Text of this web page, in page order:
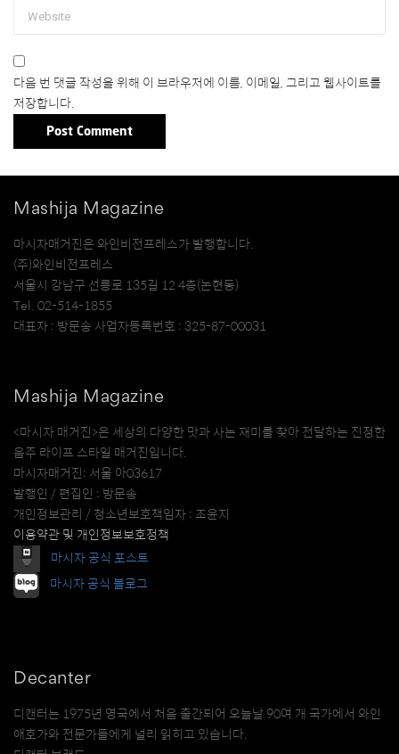
다음 번 댓글 작성을 위해 이 브라우저에 이름, 이메일, 그리고 웹사이트를
저장합니다.
Mashija Magazine
마시자매거진은 와인비전프레스가 발행합니다.
(주)와인비전프레스
서울시 강남구 선릉로 135길 12 4층(논현동)
Tel. 02-514-1855
대표자 : 방문송 사업자등록번호 : 325-87-00031
Mashija Magazine
<마시자 매거진>은 세상의 다양한 맛과 사는 재미를 찾아 전달하는 진정한
음주 라이프 스타일 매거진입니다.
마시자매거진: 서울 아03617
발행인 / 편집인 : 방문송
개인정보관리 / 청소년보호책임자 : 조윤지
이용약관 및 개인정보보호정책
마시자 공식 포스트
마시자 공식 블로그
Decanter
디캔터는 1975년 영국에서 처음 출간되어 오늘날 90여 개 국가에서 와인
애호가와 전문가들에게 널리 읽히고 있습니다.